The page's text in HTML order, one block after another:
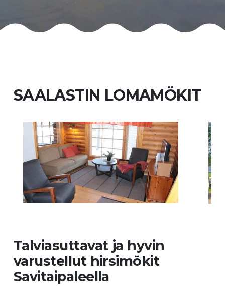
SAALASTIN LOMAMÖKIT
Talviasuttavat ja hyvin
varustellut hirsimökit
Savitaipaleella